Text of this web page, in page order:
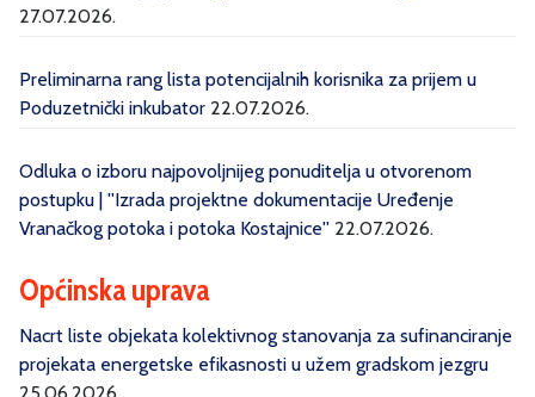
27.07.2026.
Preliminarna rang lista potencijalnih korisnika za prijem u
Poduzetnički inkubator 22.07.2026.
Odluka o izboru najpovoljnijeg ponuditelja u otvorenom
postupku | ''Izrada projektne dokumentacije Uređenje
Vranačkog potoka i potoka Kostajnice'' 22.07.2026.
Općinska uprava
Nacrt liste objekata kolektivnog stanovanja za sufinanciranje
projekata energetske efikasnosti u užem gradskom jezgru